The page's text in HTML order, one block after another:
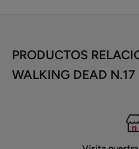
PRODUCTOS
WALKING DEAD N.17